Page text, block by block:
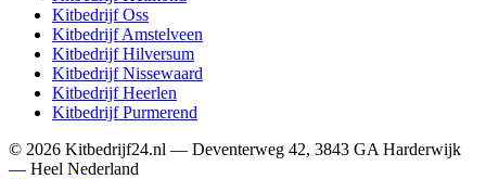
KitbedrijfOss
KitbedrijfAmstelveen
KitbedrijfHilversum
KitbedrijfNissewaard
KitbedrijfHeerlen
KitbedrijfPurmerend
© 2026 Kitbedrijf24.nl — Deventerweg 42, 3843 GA Harderwijk
— Heel Nederland